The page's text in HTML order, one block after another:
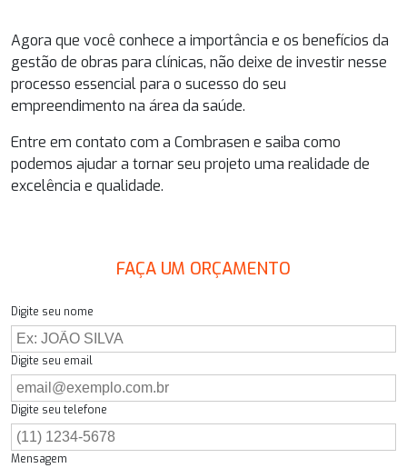
Agora que você conhece a importância e os benefícios da
gestão de obras para clínicas, não deixe de investir nesse
processo essencial para o sucesso do seu
empreendimento na área da saúde.
Entre em contato com a Combrasen e saiba como
podemos ajudar a tornar seu projeto uma realidade de
excelência e qualidade.
FAÇA UM ORÇAMENTO
Digite seu nome
Digite seu email
Digite seu telefone
Mensagem